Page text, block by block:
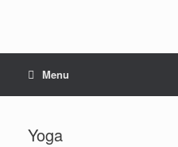
Menu
Yoga